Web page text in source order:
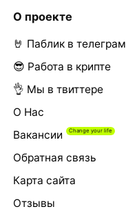
О проекте
🤘 Паблик в телеграм
😎 Работа в крипте
👌 Мы в твиттере
О Нас
Вакансии
Обратная связь
Карта сайта
Отзывы